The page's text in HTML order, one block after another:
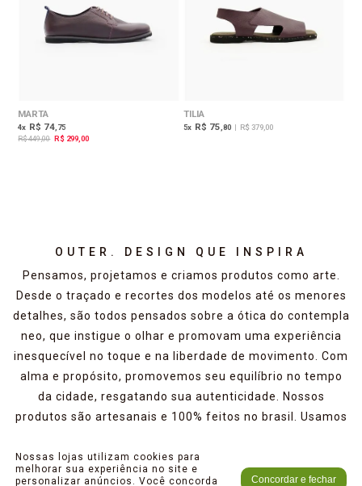
MARTA
4x R$ 74 ,75
R$ 449,00 R$ 299,00
TILIA
5x R$ 75 ,80 | R$ 379,00
OUTER. DESIGN QUE INSPIRA
Pensamos, projetamos e criamos produtos como arte.
Desde o traçado e recortes dos modelos até os menores
detalhes, são todos pensados sobre a ótica do contempla
neo, que instigue o olhar e promovam uma experiência
inesquecível no toque e na liberdade de movimento. Com
alma e propósito, promovemos seu equilíbrio no tempo
da cidade, resgatando sua autenticidade. Nossos
produtos são artesanais e 100% feitos no brasil. Usamos
imperfeições. Acreditamos que sua textura e marcas
naturais devem ser valorizadas pois contam sua história.
Nossas lojas utilizam cookies para
melhorar sua experiência no site e
personalizar anúncios. Você concorda
Concordar e fechar